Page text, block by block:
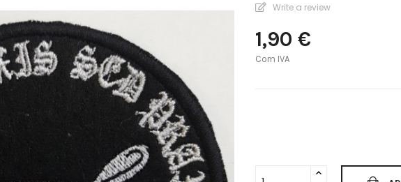
Write a review
1,90 €
Com IVA